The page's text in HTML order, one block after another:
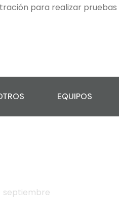
para realizar
EQUIPOS
septiembre